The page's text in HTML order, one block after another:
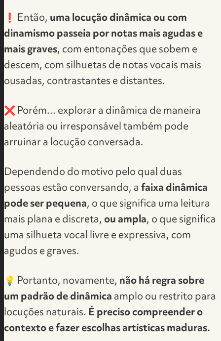
❗ Então,uma locução dinâmica ou com
dinamismo passeia por notas mais agudas e
mais graves, com entonações que sobem e
descem, com silhuetas de notas vocais mais
ousadas, contrastantes e distantes.
❌ Porém... explorar a dinâmica de maneira
aleatória ou irresponsável também pode
arruinar a locução conversada.
Dependendo do motivo pelo qual duas
pessoas estão conversando, afaixa dinâmica
pode ser pequena, o que significa uma leitura
mais plana e discreta,ou ampla, o que significa
uma silhueta vocal livre e expressiva, com
agudos e graves.
💡 Portanto, novamente,não há regra sobre
um padrão de dinâmicaamplo ou restrito para
locuções naturais.É preciso compreender o
contexto e fazer escolhas artísticas maduras.